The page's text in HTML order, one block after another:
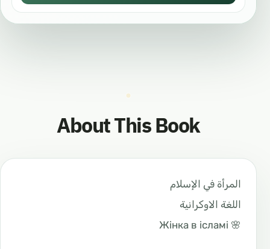
About This Book
المرأة في الإسلام
اللغة الاوكرانية
🌸 Жінка в ісламі